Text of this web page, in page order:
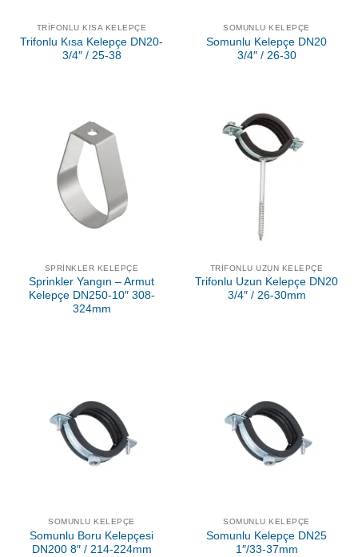
TRIFONLU KISA KELEPÇE
Trifonlu Kısa Kelepçe DN20-
3/4″ / 25-38
SOMUNLU KELEPÇE
Somunlu Kelepçe DN20
3/4″ / 26-30
SPRINKLER KELEPÇE
Sprinkler Yangın – Armut
Kelepçe DN250-10″ 308-
324mm
TRIFONLU UZUN KELEPÇE
Trifonlu Uzun Kelepçe DN20
3/4″ / 26-30mm
SOMUNLU KELEPÇE
Somunlu Boru Kelepçesi
DN200 8″ / 214-224mm
SOMUNLU KELEPÇE
Somunlu Kelepçe DN25
1″/33-37mm